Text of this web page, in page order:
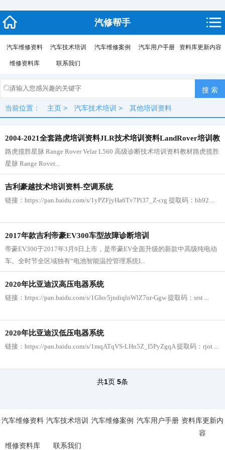
汽修帮手
汽车维修资料 汽车技术培训 汽车维修案例 汽车用户手册 资料库更新内容
维修资料库 联系我们
当前位置： 主页 > 汽车技术培训 > 其他培训资料
2004-2021全套路虎培训资料JLR技术培训资料LandRover培训教
材
路虎揽胜星脉 Range Rover Velar L560 高级诊断技术培训资料教材路虎揽胜
星脉 Range Rover...
吉利豪越技术培训资料-空调系统
链接：https://pan.baidu.com/s/1yPZFjyHa6Tv7Pi37_Z-crg 提取码：bh92 ...
2017年款吉利帝豪EV300车型故障诊断培训
帝豪EV300于2017年3月9日上市，是帝豪EV全面升级的新款中高级纯电动
车。全时节全区域独有“电池智能温控管理系统I...
2020年比亚迪汉高压电器系统
链接：https://pan.baidu.com/s/1GIsv5jndiqlnWlZ7nr-Ggw 提取码：srst ...
2020年比亚迪汉低压电器系统
链接：https://pan.baidu.com/s/1mqATqVS-LHn5Z_I5PyZgqA 提取码：rjot ...
共1页 5条
汽车维修资料 汽车技术培训 汽车维修案例 汽车用户手册 资料库更新内
容
维修资料库
联系我们